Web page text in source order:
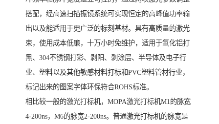
搭配，经高速扫描振镜系统可实现恒定的高峰值功率输
出以及能适用于更广泛的标刻基材。具有高质量的激光
束，使用成本低廉，十万小时免维护，适用于氧化铝打
黑、304不锈钢打彩、剥阳、剥涂层、半导体及电子行
业、塑料以及其他敏感材料打标和PVC塑料管材行业，
标记出来的图案字体环保符合ROHS标准。
相比较一般的激光打标机，MOPA激光打标机M1的脉宽
4-200ns，M6的脉宽2-200ns。普通激光打标机的脉宽是